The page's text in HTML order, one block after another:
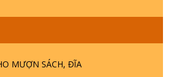
MƯỢN SÁCH, ĐĨA
ĐẶC BIỆT P25 - SUỐT 49 NĂM
KHÔNG NÓI? HỘI LONG HOA LÀ